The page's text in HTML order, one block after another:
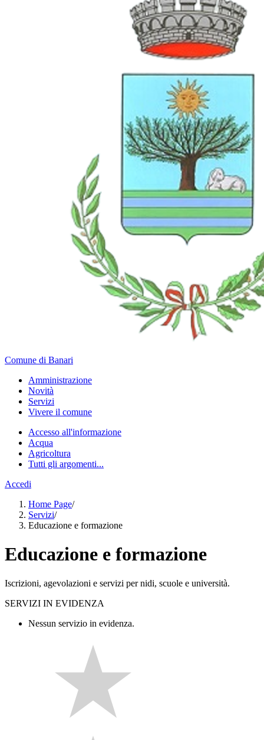
Comune di Banari
Amministrazione
Novità
Servizi
Vivere il comune
Accesso all'informazione
Acqua
Agricoltura
Tutti gli argomenti...
Accedi
Home Page/
Servizi/
Educazione e formazione
Educazione e formazione
Iscrizioni, agevolazioni e servizi per nidi, scuole e università.
SERVIZI IN EVIDENZA
Nessun servizio in evidenza.